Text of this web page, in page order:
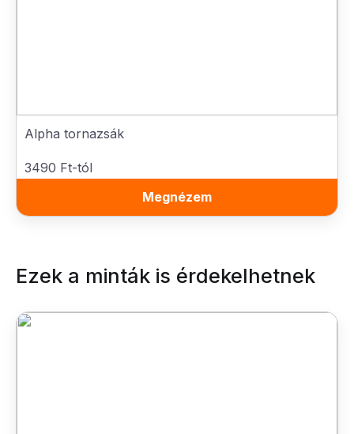
Alpha tornazsák
3490 Ft-tól
Megnézem
Ezek a minták is érdekelhetnek